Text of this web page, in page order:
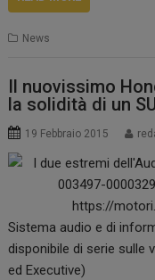
News
Il nuovissimo
la solidità di un
19 Febbraio 2015
Sistema audio e di
disponibile di serie sulle
ed Executive)